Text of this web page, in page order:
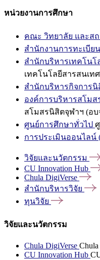
หน่วยงานการศึกษา
คณะ วิทยาลัย และส
สำนักงานการทะเบียน
สำนักบริหารเทคโนโ
เทคโนโลยีสารสนเทศ
สำนักบริหารกิจการนิ
องค์การบริหารสโมส
สโมสรนิสิตจุฬาฯ (อบ
ศูนย์การศึกษาทั่วไป
การประเมินออนไลน์
วิจัยและนวัตกรรม
CU Innovation Hub
Chula DigiVerse
สำนักบริหารวิจัย
ทุนวิจัย
วิจัยและนวัตกรรม
Chula DigiVerse
CU Innovation Hub